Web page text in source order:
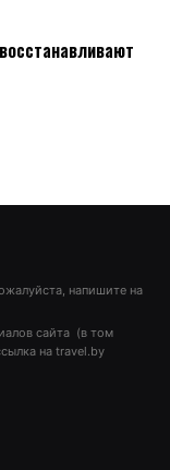
напишите на
сайта (в том
на travel.by